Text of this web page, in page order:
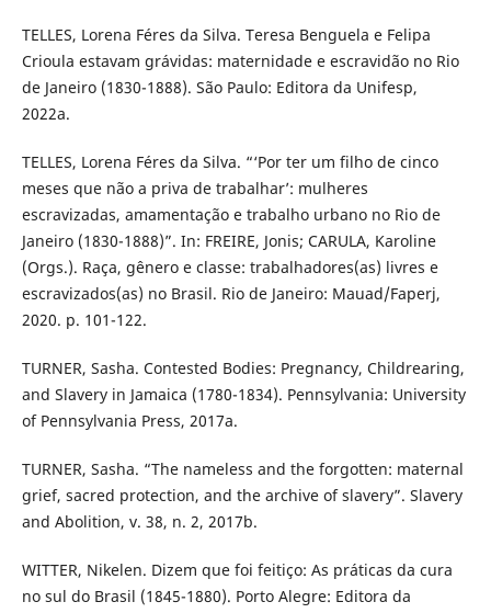
TELLES, Lorena Féres da Silva. Teresa Benguela e Felipa
Crioula estavam grávidas: maternidade e escravidão no Rio
de Janeiro (1830-1888). São Paulo: Editora da Unifesp,
2022a.
TELLES, Lorena Féres da Silva. “‘Por ter um filho de cinco
meses que não a priva de trabalhar’: mulheres
escravizadas, amamentação e trabalho urbano no Rio de
Janeiro (1830-1888)”. In: FREIRE, Jonis; CARULA, Karoline
(Orgs.). Raça, gênero e classe: trabalhadores(as) livres e
escravizados(as) no Brasil. Rio de Janeiro: Mauad/Faperj,
2020. p. 101-122.
TURNER, Sasha. Contested Bodies: Pregnancy, Childrearing,
and Slavery in Jamaica (1780-1834). Pennsylvania: University
of Pennsylvania Press, 2017a.
TURNER, Sasha. “The nameless and the forgotten: maternal
grief, sacred protection, and the archive of slavery”. Slavery
and Abolition, v. 38, n. 2, 2017b.
WITTER, Nikelen. Dizem que foi feitiço: As práticas da cura
no sul do Brasil (1845-1880). Porto Alegre: Editora da